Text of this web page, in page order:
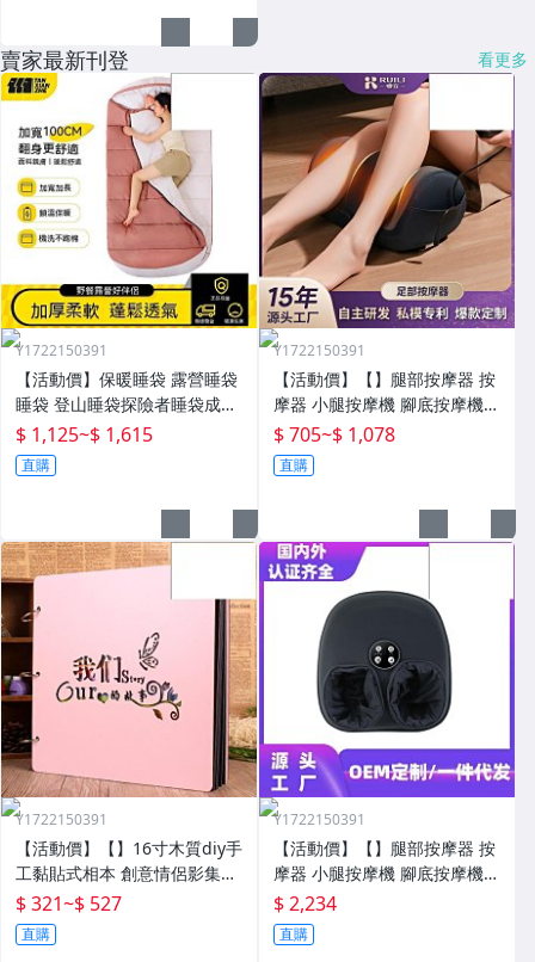
賣家最新刊登 看更多
Y1722150391
【活動價】保暖睡袋 露營睡袋
睡袋 登山睡袋探險者睡袋成人
冬季加厚防寒加大戶外露營大
人抗寒四季通用款保暖
$ 1,125~$ 1,615
直購
Y1722150391
【活動價】【】腿部按摩器 按
摩器 小腿按摩機 腳底按摩機
深層按摩儀 小腿按摩儀全自動
揉捏腿部按摩器全腿底腳熱敷
腳部足底
$ 705~$ 1,078
直購
Y1722150391
【活動價】【】16寸木質diy手
工黏貼式相本 創意情侶影集紀
念收藏冊送男女朋友
$ 321~$ 527
直購
Y1722150391
【活動價】【】腿部按摩器 按
摩器 小腿按摩機 腳底按摩機
深層按摩軟體全自動足療機穴
位揉捏家用按腳器腳部腿部足
底足部腳底
$ 2,234
直購